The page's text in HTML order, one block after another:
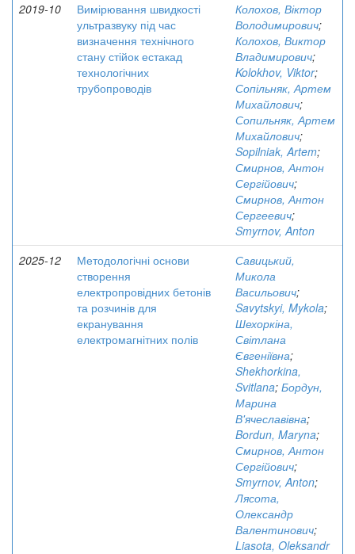
2019-10
Вимірювання швидкості
ультразвуку під час
визначення технічного
стану стійок естакад
технологічних
трубопроводів
Колохов, Віктор
Володимирович;
Колохов, Виктор
Владимирович;
Kolokhov, Viktor;
Сопільняк, Артем
Михайлович;
Сопильняк, Артем
Михайлович;
Sopilniak, Artem;
Смирнов, Антон
Сергійович;
Смирнов, Антон
Сергеевич;
Smyrnov, Anton
2025-12
Методологічні основи
створення
електропровідних бетонів
та розчинів для
екранування
електромагнітних полів
Савицький,
Микола
Васильович;
Savytskyi, Mykola;
Шехоркіна,
Світлана
Євгеніївна;
Shekhorkina,
Svitlana; Бордун,
Марина
В'ячеславівна;
Bordun, Maryna;
Смирнов, Антон
Сергійович;
Smyrnov, Anton;
Лясота,
Олександр
Валентинович;
Liasota, Oleksandr